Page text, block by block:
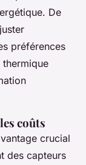
De
préférences
coûts
crucial
des capteurs